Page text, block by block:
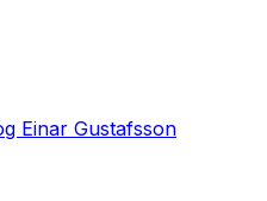
Einar Gustafsson